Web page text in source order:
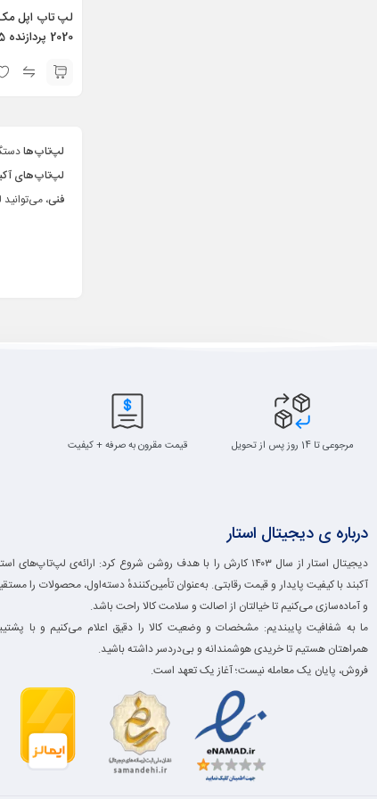
512GB
لپ‌تاپ‌ها
لپ‌تاپ‌های
فنی،
مرجوعی تا 14 روز پس از تحویل قیمت مقرون به صرفه + کیفیت
درباره ی دیجیتال استار
دیجیتال استار از سال ۱۴۰۳ کارش را با هدف روشن شروع کرد: ارائه‌ی
آکبند با کیفیت پایدار و قیمت رقابتی. به‌عنوان تأمین‌کنندهٔ دسته‌اول، محصولات را
و آماده‌سازی می‌کنیم تا خیالتان از اصالت و سلامت کالا راحت باشد.
ما به شفافیت پایبندیم: مشخصات و وضعیت کالا را دقیق اعلام می‌کنیم و با
همراهتان هستیم تا خریدی هوشمندانه و بی‌دردسر داشته باشید.
فروش، پایان یک معامله نیست؛ آغاز یک تعهد است.